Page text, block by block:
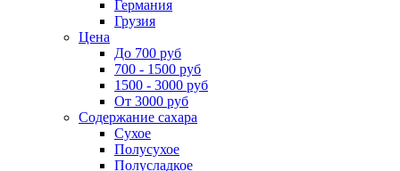
Германия
Грузия
Цена
До 700 руб
700 - 1500 руб
1500 - 3000 руб
От 3000 руб
Содержание сахара
Сухое
Полусухое
Полусладкое